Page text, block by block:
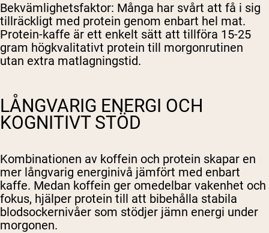
Bekvämlighetsfaktor: Många har svårt att få i sig
tillräckligt med protein genom enbart hel mat.
Protein-kaffe är ett enkelt sätt att tillföra 15-25
gram högkvalitativt protein till morgonrutinen
utan extra matlagningstid.
LÅNGVARIG ENERGI OCH
KOGNITIVT STÖD
Kombinationen av koffein och protein skapar en
mer långvarig energinivå jämfört med enbart
kaffe. Medan koffein ger omedelbar vakenhet och
fokus, hjälper protein till att bibehålla stabila
blodsockernivåer som stödjer jämn energi under
morgonen.